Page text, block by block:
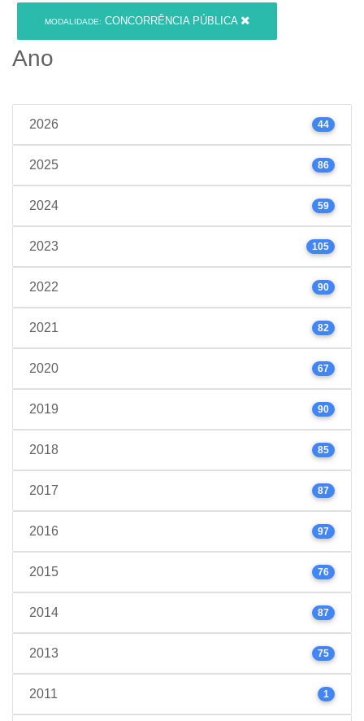
MODALIDADE: CONCORRÊNCIA PÚBLICA
Ano
2026 44
2025 86
2024 59
2023 105
2022 90
2021 82
2020 67
2019 90
2018 85
2017 87
2016 97
2015 76
2014 87
2013 75
2011 1